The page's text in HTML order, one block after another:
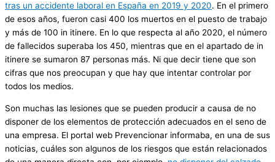
tras un accidente laboral en España en 2019 y 2020. En el primero
de esos años, fueron casi 400 los muertos en el puesto de trabajo
y más de 100 in itinere. En lo que respecta al año 2020, el número
de fallecidos superaba los 450, mientras que en el apartado de in
itinere se sumaron 87 personas más. Ni que decir tiene que son
cifras que nos preocupan y que hay que intentar controlar por
todos los medios.
Son muchas las lesiones que se pueden producir a causa de no
disponer de los elementos de protección adecuados en el seno de
una empresa. El portal web Prevencionar informaba, en una de sus
noticias, cuáles son algunos de los riesgos que están relacionados